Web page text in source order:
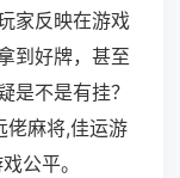
家反映在游戏
到好牌，甚至
是不是有挂？
佬麻将,佳运游
公平。